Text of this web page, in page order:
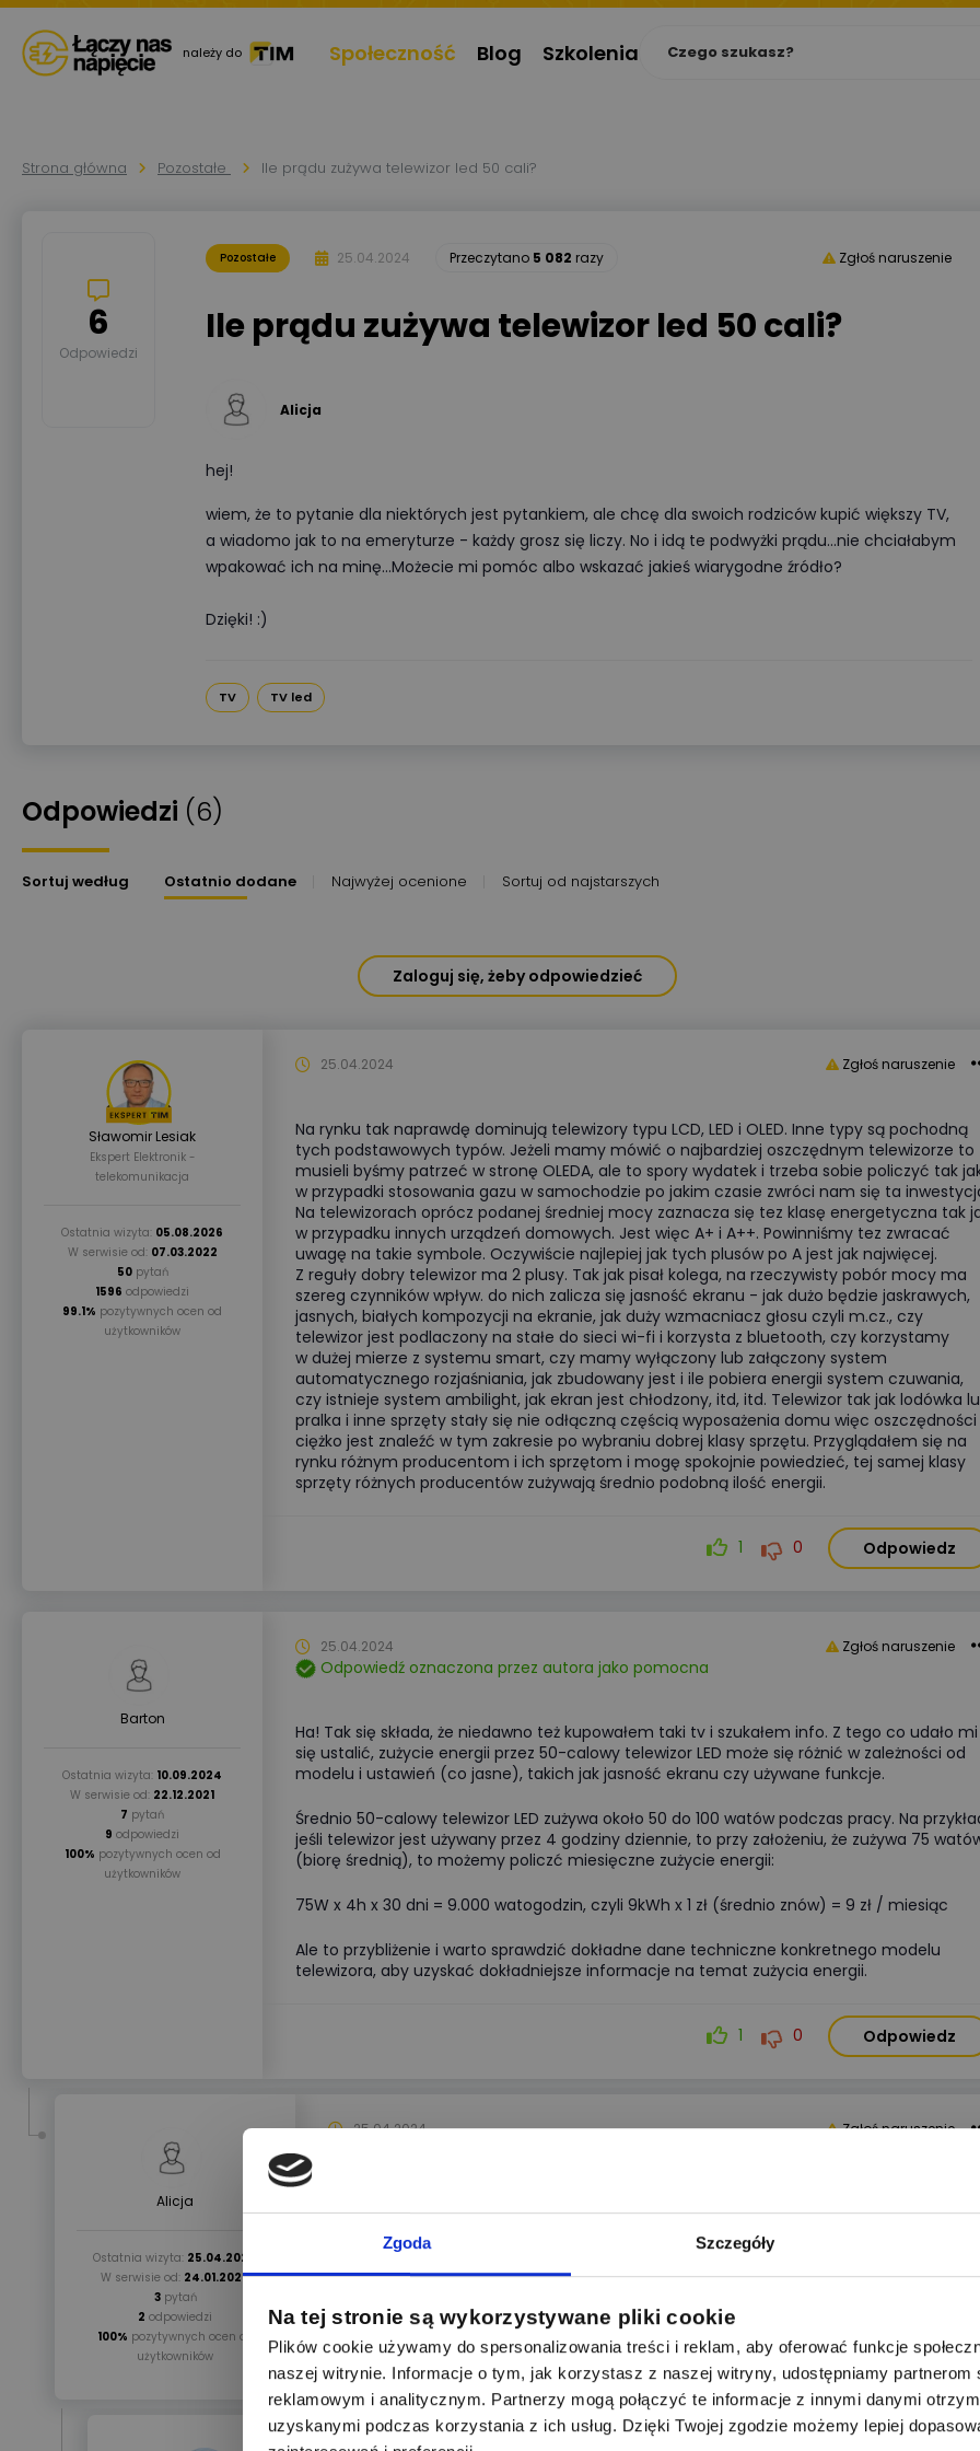
Zgoda Szczegóły
Na tej stronie są wykorzystywane pliki cookie
Plików cookie używamy do spersonalizowania treści i reklam, aby oferować funkcje
naszej witrynie. Informacje o tym, jak korzystasz z naszej witryny, udostępniamy partnerom
reklamowym i analitycznym. Partnerzy mogą połączyć te informacje z innymi danymi
uzyskanymi podczas korzystania z ich usług. Dzięki Twojej zgodzie możemy lepiej
należy do Społeczność Blog Szkolenia
Strona główna Pozostałe Ile prądu zużywa telewizor led 50 cali?
Pozostałe 25.04.2024 Przeczytano 5 082 razy Zgłoś naruszenie
Ile prądu zużywa telewizor led 50 cali?
Alicja
hej!
wiem, że to pytanie dla niektórych jest pytankiem, ale chcę dla swoich rodziców kupić większy TV,
a wiadomo jak to na emeryturze - każdy grosz się liczy. No i idą te podwyżki prądu...nie chciałabym
wpakować ich na minę...Możecie mi pomóc albo wskazać jakieś wiarygodne źródło?
Dzięki! :)
TV TV led
6
Odpowiedzi
Odpowiedzi (6)
Sortuj według Ostatnio dodane Najwyżej ocenione Sortuj od najstarszych
Zaloguj się, żeby odpowiedzieć
Sławomir Lesiak
Ekspert Elektronik -
telekomunikacja
Ostatnia wizyta: 05.08.2026
W serwisie od: 07.03.2022
50pytań
1596 odpowiedzi
99.1% pozytywnych ocen od
użytkowników
Zgłoś naruszenie
25.04.2024
Na rynku tak naprawdę dominują telewizory typu LCD, LED i OLED. Inne typy są pochodną
tych podstawowych typów. Jeżeli mamy mówić o najbardziej oszczędnym telewizorze to
musieli byśmy patrzeć w stronę OLEDA, ale to spory wydatek i trzeba sobie policzyć tak
w przypadki stosowania gazu w samochodzie po jakim czasie zwróci nam się ta
Na telewizorach oprócz podanej średniej mocy zaznacza się tez klasę energetyczna tak
w przypadku innych urządzeń domowych. Jest więc A+ i A++. Powinniśmy tez zwracać
uwagę na takie symbole. Oczywiście najlepiej jak tych plusów po A jest jak najwięcej.
Z reguły dobry telewizor ma 2 plusy. Tak jak pisał kolega, na rzeczywisty pobór mocy ma
szereg czynników wpływ. do nich zalicza się jasność ekranu - jak dużo będzie jaskrawych,
jasnych, białych kompozycji na ekranie, jak duży wzmacniacz głosu czyli m.cz., czy
telewizor jest podlaczony na stałe do sieci wi-fi i korzysta z bluetooth, czy korzystamy
w dużej mierze z systemu smart, czy mamy wyłączony lub załączony system
automatycznego rozjaśniania, jak zbudowany jest i ile pobiera energii system czuwania,
czy istnieje system ambilight, jak ekran jest chłodzony, itd, itd. Telewizor tak jak lodówka
pralka i inne sprzęty stały się nie odłączną częścią wyposażenia domu więc oszczędności
ciężko jest znaleźć w tym zakresie po wybraniu dobrej klasy sprzętu. Przyglądałem się na
rynku różnym producentom i ich sprzętom i mogę spokojnie powiedzieć, tej samej klasy
sprzęty różnych producentów zużywają średnio podobną ilość energii.
1 0 Odpowiedz
Barton
Ostatnia wizyta: 10.09.2024
W serwisie od: 22.12.2021
7 pytań
9 odpowiedzi
100% pozytywnych ocen od
użytkowników
Zgłoś naruszenie
25.04.2024
Odpowiedź oznaczona przez autora jako pomocna
Ha! Tak się składa, że niedawno też kupowałem taki tv i szukałem info. Z tego co udało mi
się ustalić, zużycie energii przez 50-calowy telewizor LED może się różnić w zależności od
modelu i ustawień (co jasne), takich jak jasność ekranu czy używane funkcje.
Średnio 50-calowy telewizor LED zużywa około 50 do 100 watów podczas pracy. Na
jeśli telewizor jest używany przez 4 godziny dziennie, to przy założeniu, że zużywa 75
(biorę średnią), to możemy policzć miesięczne zużycie energii:
75W x 4h x 30 dni = 9.000 watogodzin, czyli 9kWh x 1 zł (średnio znów) = 9 zł / miesiąc
Ale to przybliżenie i warto sprawdzić dokładne dane techniczne konkretnego modelu
telewizora, aby uzyskać dokładniejsze informacje na temat zużycia energii.
1 0 Odpowiedz
Alicja
Ostatnia wizyta: 25.04.2024
W serwisie od: 24.01.2022
3pytań
2 odpowiedzi
100% pozytywnych ocen od
użytkowników
Zgłoś naruszenie
25.04.2024
poznam ile W zużywa dokładnie konkretny model i sobie mogę to policzyć. Cool,
0 0 Odpowiedz